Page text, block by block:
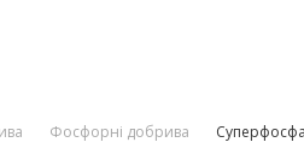
Фосфорні добрива